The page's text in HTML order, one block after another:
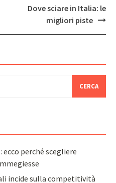
Dove sciare in Italia: le
migliori piste
perché scegliere
incide sulla competitività